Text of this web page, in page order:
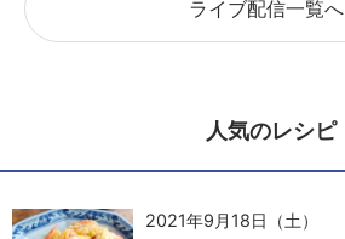
ライブ配信一覧へ
人気のレシピ
2021年9月18日（土）